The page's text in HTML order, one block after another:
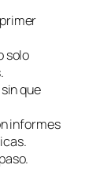
solo
que
informes